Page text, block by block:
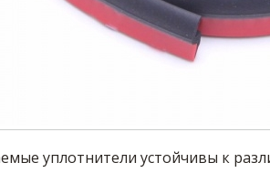
уплотнители устойчивы к